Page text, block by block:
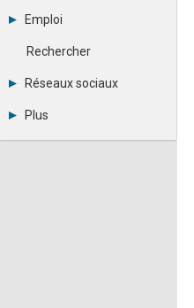
Se connecter
Messages privés
Contacter un modérateur
Archives
Abonnement
Emploi
Consulter les annonces
Observatoire de l'emploi
Rechercher
Réseaux sociaux
LinkedIn
Plus
Annonceurs